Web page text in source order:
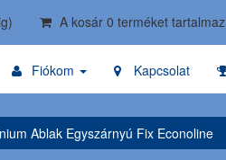
A kosár 0 terméket tartalmaz
Fiókom Kapcsolat
Ablak Egyszárnyú Fix Econoline